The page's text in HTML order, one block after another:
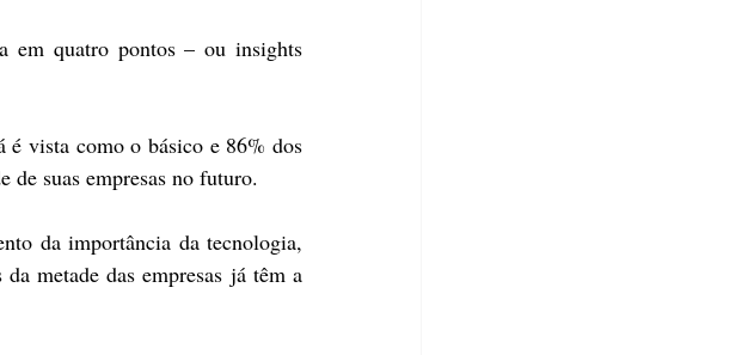
em quatro pontos – ou insights
vista como o básico e 86% dos
suas empresas no futuro.
da importância da tecnologia,
metade das empresas já têm a